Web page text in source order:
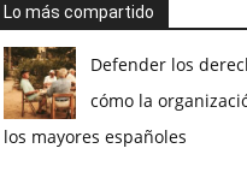
Lo más compartido
Defender los
cómo la
los mayores españoles